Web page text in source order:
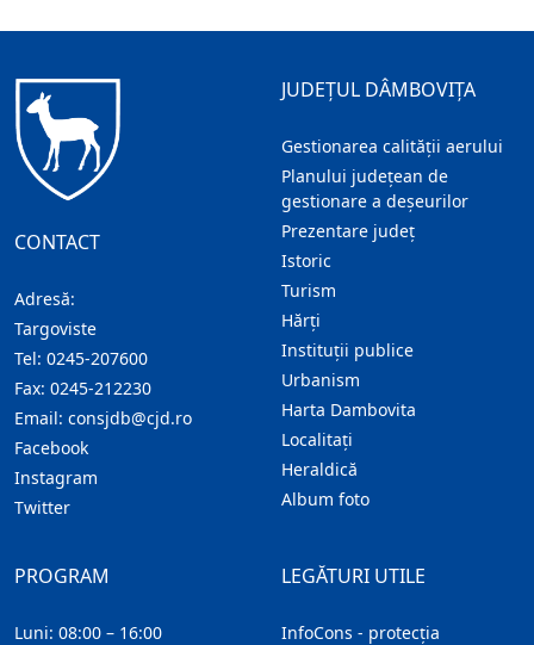
CONTACT
Adresă:
Targoviste
Tel: 0245-207600
Fax: 0245-212230
Email: consjdb@cjd.ro
Facebook
Instagram
Twitter
JUDEȚUL DÂMBOVIȚA
Gestionarea calității aerului
Planului județean de
gestionare a deșeurilor
Prezentare judeţ
Istoric
Turism
Hărţi
Instituţii publice
Urbanism
Harta Dambovita
Localitaţi
Heraldică
Album foto
LEGĂTURI UTILE
InfoCons - protecția
PROGRAM
Luni: 08:00 – 16:00